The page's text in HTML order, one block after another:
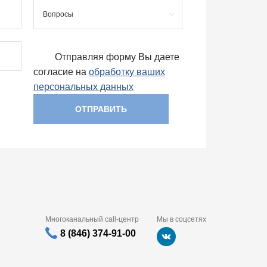
Вопросы
Отправляя форму Вы даете
согласие на обработку ваших
персональных данных
ОТПРАВИТЬ
Многоканальный call-центр
8 (846) 374-91-00
Мы в соцсетях